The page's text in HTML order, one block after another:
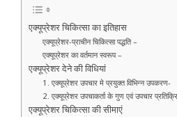
एक्यूप्रेशर चिकित्सा का इतिहास
एक्यूप्रेशर-प्राचीन चिकित्सा पद्धति –
एक्यूप्रेशर का वर्तमान स्वरूप –
एक्यूप्रेशर देने की विधियां
1. एक्यूप्रेशर उपचार मे प्रयुक्त विभिन्न उपकरण-
2. एक्यूप्रेशर उपचाकर्ता के गुण एवं उपचार
एक्यूप्रेशर चिकित्सा की सीमाएं